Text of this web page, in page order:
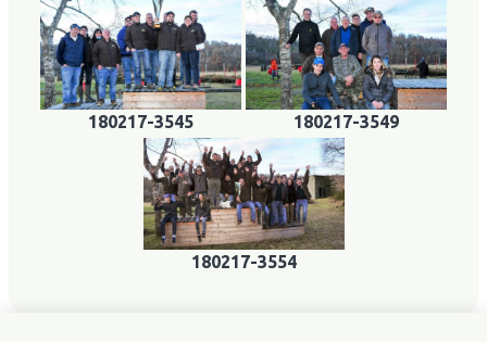
180217-3545 180217-3549
180217-3554